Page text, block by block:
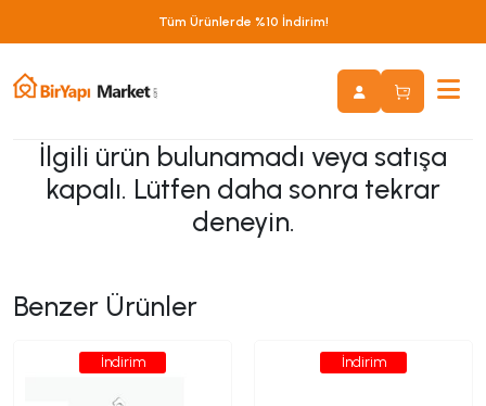
Tüm Ürünlerde %10 İndirim!
İlgili ürün bulunamadı veya satışa
kapalı. Lütfen daha sonra tekrar
deneyin.
Benzer Ürünler
İndirim İndirim